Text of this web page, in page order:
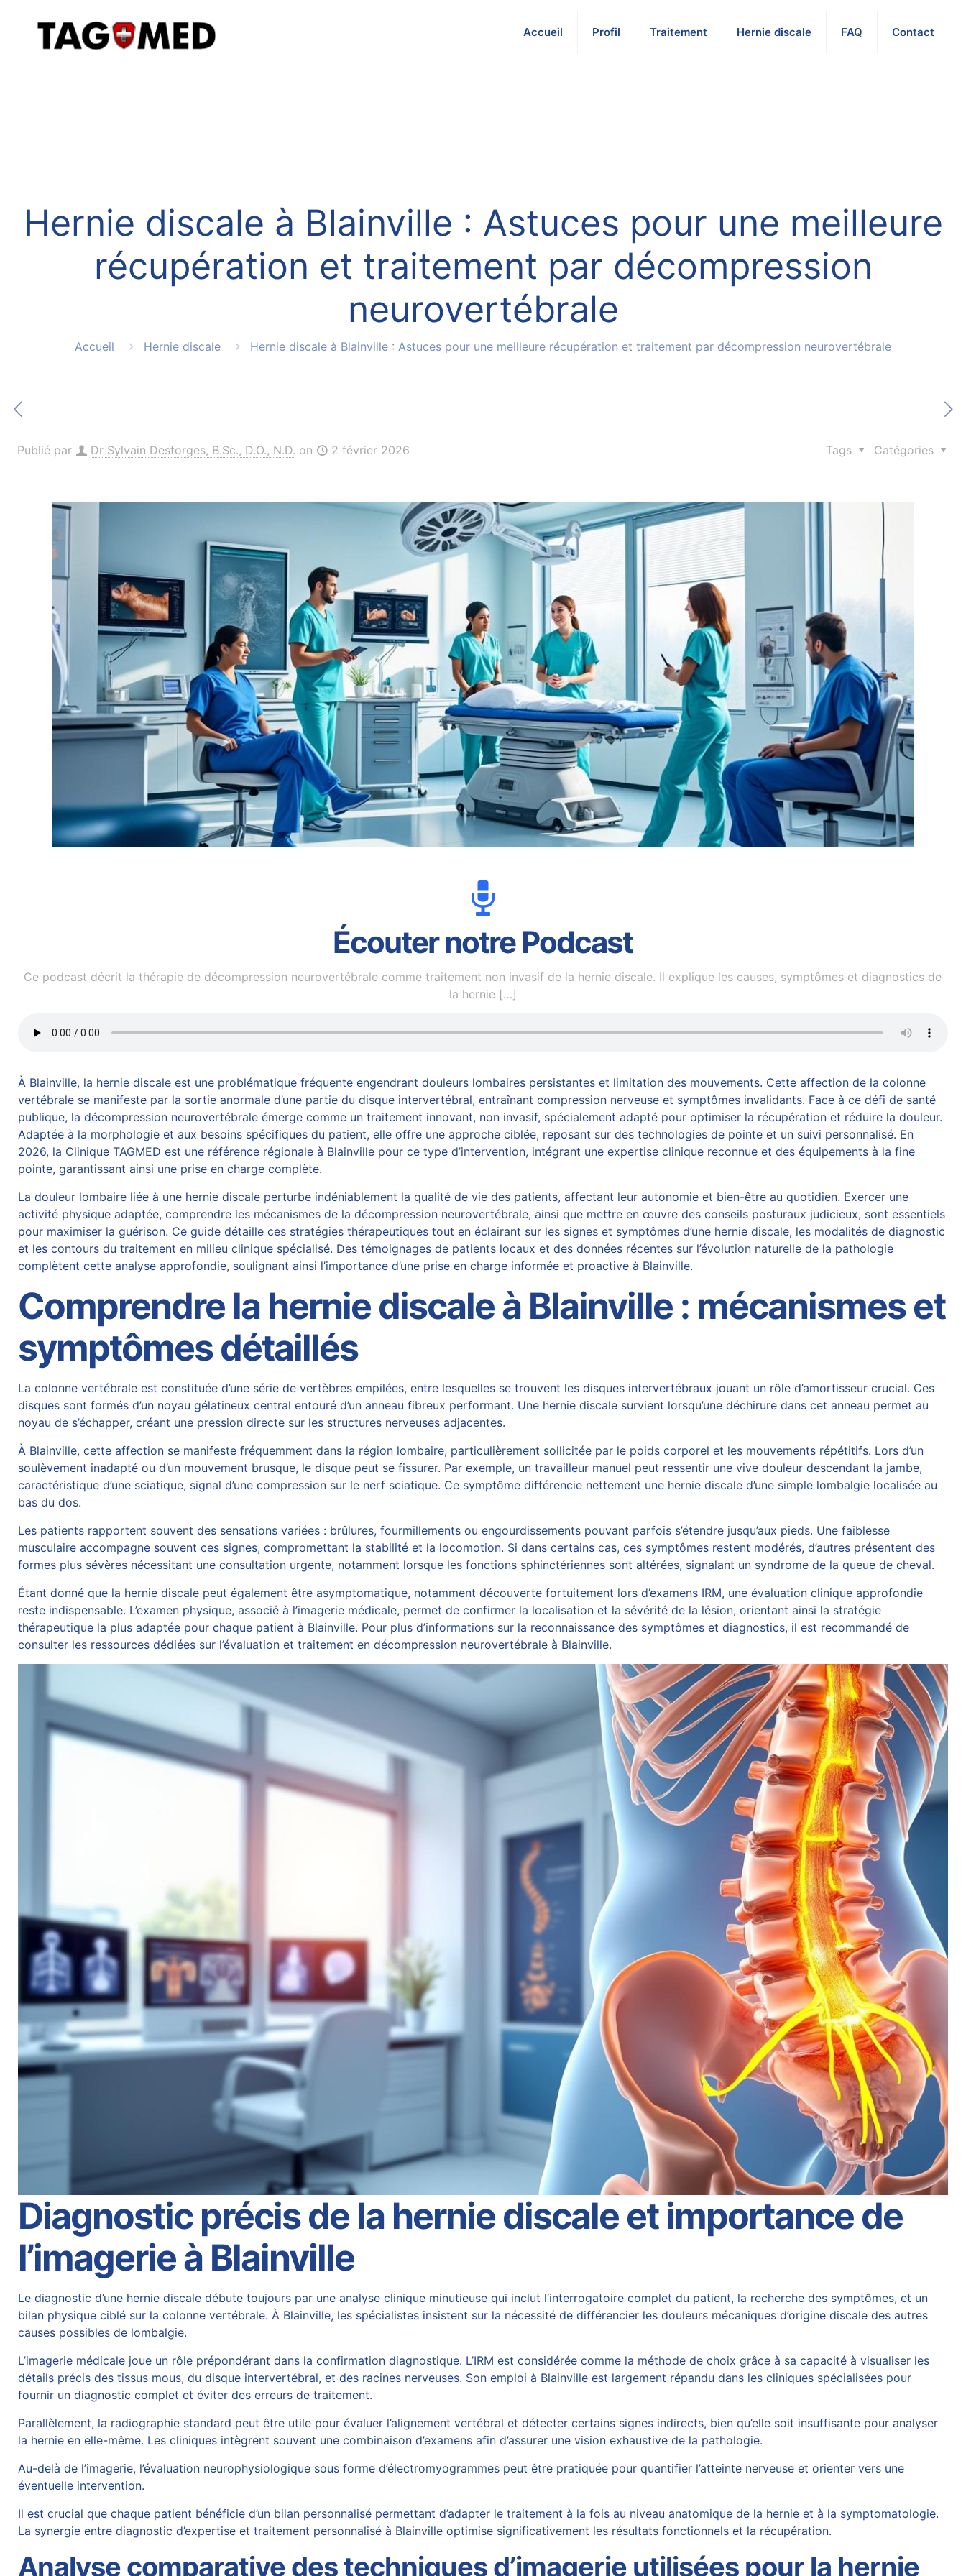
Accueil Profil Traitement Hernie discale FAQ Contact
Hernie discale à Blainville : Astuces pour une meilleure
récupération et traitement par décompression
neurovertébrale
Accueil Hernie discale Hernie discale à Blainville : Astuces pour une meilleure récupération et traitement par décompression neurovertébrale
Publié par Dr Sylvain Desforges, B.Sc., D.O., N.D. on 2 février 2026 Catégories
Tags
Écouter notre Podcast
Ce podcast décrit la thérapie de décompression neurovertébrale comme traitement non invasif de la hernie discale. Il explique les causes, symptômes et diagnostics de
la hernie[…]
À Blainville, la hernie discale est une problématique fréquente engendrant douleurs lombaires persistantes et limitation des mouvements. Cette affection de la colonne
vertébrale se manifeste par la sortie anormale d’une partie du disque intervertébral, entraînant compression nerveuse et symptômes invalidants. Face à ce défi de santé
publique, la décompression neurovertébrale émerge comme un traitement innovant, non invasif, spécialement adapté pour optimiser la récupération et réduire la douleur.
Adaptée à la morphologie et aux besoins spécifiques du patient, elle offre une approche ciblée, reposant sur des technologies de pointe et un suivi personnalisé. En
2026, la Clinique TAGMED est une référence régionale à Blainville pour ce type d’intervention, intégrant une expertise clinique reconnue et des équipements à la fine
pointe, garantissant ainsi une prise en charge complète.
La douleur lombaire liée à une hernie discale perturbe indéniablement la qualité de vie des patients, affectant leur autonomie et bien-être au quotidien. Exercer une
activité physique adaptée, comprendre les mécanismes de ladécompression neurovertébrale, ainsi que mettre en œuvre des conseils posturaux judicieux, sont essentiels
pour maximiser la guérison. Ce guide détaille ces stratégies thérapeutiques tout en éclairant sur les signes et symptômes d’une hernie discale, les modalités de diagnostic
et les contours du traitement en milieu clinique spécialisé. Des témoignages de patients locaux et des données récentes sur l’évolution naturelle de la pathologie
complètent cette analyse approfondie, soulignant ainsi l’importance d’une prise en charge informée et proactive à Blainville.
Comprendre la hernie discale à Blainville : mécanismes et
symptômes détaillés
La colonne vertébrale est constituée d’une série de vertèbres empilées, entre lesquelles se trouvent les disques intervertébraux jouant un rôle d’amortisseur crucial. Ces
disques sont formés d’un noyau gélatineux central entouré d’un anneau fibreux performant. Une hernie discale survient lorsqu’une déchirure dans cet anneau permet au
noyau de s’échapper, créant une pression directe sur les structures nerveuses adjacentes.
À Blainville, cette affection se manifeste fréquemment dans la région lombaire, particulièrement sollicitée par le poids corporel et les mouvements répétitifs. Lors d’un
soulèvement inadapté ou d’un mouvement brusque, le disque peut se fissurer. Par exemple, un travailleur manuel peut ressentir une vive douleur descendant la jambe,
caractéristique d’une sciatique, signal d’une compression sur le nerf sciatique. Ce symptôme différencie nettement une hernie discale d’une simple lombalgie localisée au
bas du dos.
Les patients rapportent souvent des sensations variées : brûlures, fourmillements ou engourdissements pouvant parfois s’étendre jusqu’aux pieds. Une faiblesse
musculaire accompagne souvent ces signes, compromettant la stabilité et la locomotion. Si dans certains cas, ces symptômes restent modérés, d’autres présentent des
formes plus sévères nécessitant une consultation urgente, notamment lorsque les fonctions sphinctériennes sont altérées, signalant un syndrome de la queue de cheval.
Étant donné que la hernie discale peut également être asymptomatique, notamment découverte fortuitement lors d’examens IRM, une évaluation clinique approfondie
reste indispensable. L’examen physique, associé à l’imagerie médicale, permet de confirmer la localisation et la sévérité de la lésion, orientant ainsi la stratégie
thérapeutique la plus adaptée pour chaque patient à Blainville. Pour plus d’informations sur la reconnaissance des symptômes et diagnostics, il est recommandé de
consulter les ressources dédiées sur l’évaluation et traitement en décompression neurovertébrale à Blainville.
Diagnostic précis de la hernie discale et importance de
l’imagerie à Blainville
Le diagnostic d’une hernie discale débute toujours par une analyse clinique minutieuse qui inclut l’interrogatoire complet du patient, la recherche des symptômes, et un
bilan physique ciblé sur la colonne vertébrale. À Blainville, les spécialistes insistent sur la nécessité de différencier les douleurs mécaniques d’origine discale des autres
causes possibles de lombalgie.
L’imagerie médicale joue un rôle prépondérant dans la confirmation diagnostique. L’IRM est considérée comme la méthode de choix grâce à sa capacité à visualiser les
détails précis des tissus mous, du disque intervertébral, et des racines nerveuses. Son emploi à Blainville est largement répandu dans les cliniques spécialisées pour
fournir un diagnostic complet et éviter des erreurs de traitement.
Parallèlement, la radiographie standard peut être utile pour évaluer l’alignement vertébral et détecter certains signes indirects, bien qu’elle soit insuffisante pour analyser
la hernie en elle-même. Les cliniques intègrent souvent une combinaison d’examens afin d’assurer une vision exhaustive de la pathologie.
Au-delà de l’imagerie, l’évaluation neurophysiologique sous forme d’électromyogrammes peut être pratiquée pour quantifier l’atteinte nerveuse et orienter vers une
éventuelle intervention.
Il est crucial que chaque patient bénéficie d’un bilan personnalisé permettant d’adapter le traitement à la fois au niveau anatomique de la hernie et à la symptomatologie.
La synergie entre diagnostic d’expertise et traitement personnalisé à Blainville optimise significativement les résultats fonctionnels et la récupération.
Analyse comparative des techniques d’imagerie utilisées pour la hernie